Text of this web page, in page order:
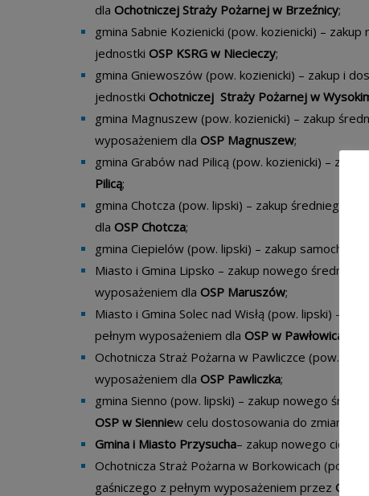
dla Ochotniczej Straży Pożarnej w Brzeźnicy;
gmina Sabnie Kozienicki (pow. kozienicki) –
jednostki OSP KSRG w Niecieczy;
gmina Gniewoszów (pow. kozienicki) – zakup i
jednostki Ochotniczej Straży Pożarnej w
gmina Magnuszew (pow. kozienicki) – zakup
wyposażeniem dla OSP Magnuszew;
gmina Grabów nad Pilicą (pow. kozienicki) –
Pilicą;
gmina Chotcza (pow. lipski) – zakup średniego
dla OSP Chotcza;
gmina Ciepielów (pow. lipski) – zakup
Miasto i Gmina Lipsko – zakup nowego
wyposażeniem dla OSP Maruszów;
Miasto i Gmina Solec nad Wisłą (pow. lipski) ­–
pełnym wyposażeniem dla OSP w Pawłowicach
Ochotnicza Straż Pożarna w Pawliczce (pow.
wyposażeniem dla OSP Pawliczka;
gmina Sienno (pow. lipski) – zakup nowego
OSP w Sienniew celu dostosowania do zmian
Gmina i Miasto Przysucha– zakup nowego
Ochotnicza Straż Pożarna w Borkowicach (pow.
gaśniczego z pełnym wyposażeniem przez